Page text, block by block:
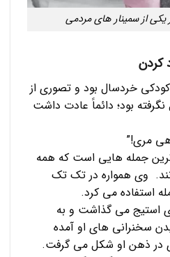
از سمینار های مردمی
کردن
که مری کی٬ تنها کودکی خردسال بود و تصوری از
بود؛ دائماََ عادت داشت
مری!”
جمله هایی است که همه
وی همواره در تک تک
استفاده می کرد.
استیج می گذاشت و به
سخنرانی های او آمده
در ذهن او شکل می گرفت.